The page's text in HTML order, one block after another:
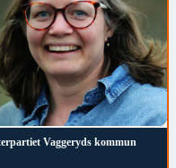
Vaggeryds kommun